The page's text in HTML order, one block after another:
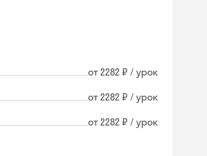
от 2282 ₽ / урок
от 2282 ₽ / урок
от 2282 ₽ / урок